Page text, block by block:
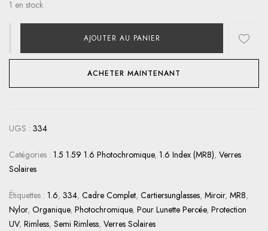
1 en stock
AJOUTER AU PANIER
ACHETER MAINTENANT
UGS : 334
Catégories : 1.5 1.59 1.6 Photochromique, 1.6 Index (MR8), Verres
Solaires
Étiquettes : 1.6, 334, Cadre Complet, Cartiersunglasses, Miroir, MR8,
Nylor, Organique, Photochromique, Pour Lunette Percée, Protection
UV, Rimless, Semi Rimless, Verres Solaires